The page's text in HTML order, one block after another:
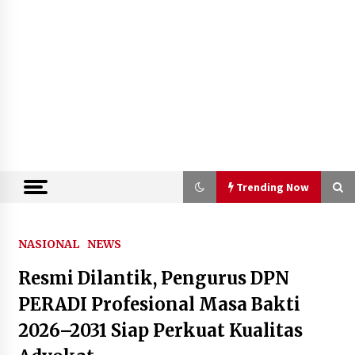
Trending Now
Kejari Kota Tangerang Bongkar
Korupsi Rp5,49 Miliar: Sewa Pesawat
Fiktif, Eks VP Angkasa Pura Kargo
Ditahan
NASIONAL NEWS
Resmi Dilantik, Pengurus DPN
PERADI Profesional Masa Bakti
2026–2031 Siap Perkuat Kualitas